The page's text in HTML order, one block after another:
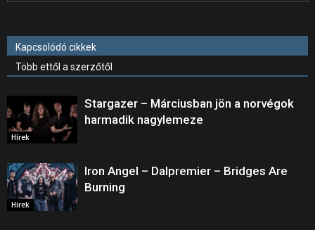
Kapcsolódó cikkek
Több ettől a szerzőtől
Hírek
Stargazer – Márciusban jön a norvégok
harmadik nagylemeze
Hírek
Iron Angel – Dalpremier – Bridges Are
Burning